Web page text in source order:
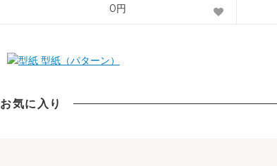
0円
型紙（パターン）
お気に入り